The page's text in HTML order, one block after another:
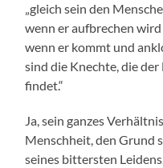
„gleich sein den
wenn er aufbrechen
wenn er kommt und
sind die Knechte, die
findet.“
Ja, sein ganzes
Menschheit, den Grund
seines bittersten